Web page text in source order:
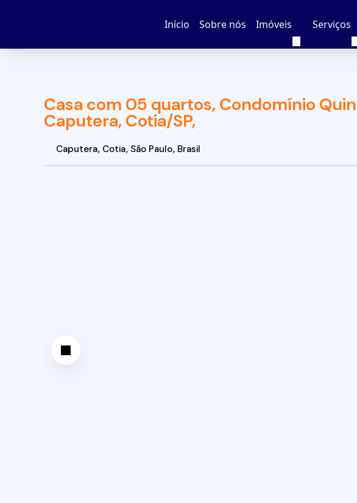
Serviços
Imóveis
Sobre nós
Início
Casa com 05 quartos, Condomínio
Caputera, Cotia/SP,
Caputera, Cotia, São Paulo, Brasil